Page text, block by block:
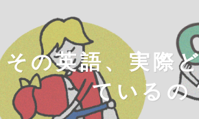
その英語、実際
ているの